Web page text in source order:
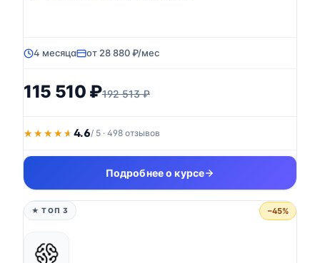
4 месяца от 28 880 ₽/мес
115 510 ₽192 513 ₽
★★★★★
★★★★★ 4.6/ 5 · 498 отзывов
Подробнее о курсе
★ ТОП 3 −45%